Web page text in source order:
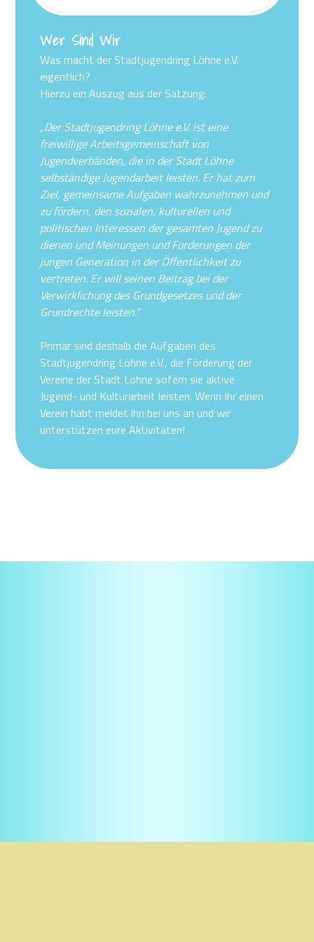
Wer Sind Wir
Was macht der Stadtjugendring Löhne e.V.
eigentlich?
Hierzu ein Auszug aus der Satzung:
„Der Stadtjugendring Löhne e.V. ist eine
freiwillige Arbeitsgemeinschaft von
Jugendverbänden, die in der Stadt Löhne
selbständige Jugendarbeit leisten. Er hat zum
Ziel, gemeinsame Aufgaben wahrzunehmen und
zu fördern, den sozialen, kulturellen und
politischen Interessen der gesamten Jugend zu
dienen und Meinungen und Forderungen der
jungen Generation in der Öffentlichkeit zu
vertreten. Er will seinen Beitrag bei der
Verwirklichung des Grundgesetzes und der
Grundrechte leisten.“
Primär sind deshalb die Aufgaben des
Stadtjugendring Löhne e.V., die Förderung der
Vereine der Stadt Löhne sofern sie aktive
Jugend- und Kulturarbeit leisten. Wenn Ihr einen
Verein habt meldet ihn bei uns an und wir
unterstützen eure Aktivitäten!